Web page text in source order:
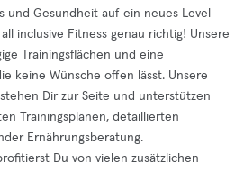
und Gesundheit auf ein neues Level
inclusive Fitness genau richtig! Unsere
Trainingsflächen und eine
keine Wünsche offen lässt. Unsere
Dir zur Seite und unterstützen
Trainingsplänen, detaillierten
Ernährungsberatung.
Du von vielen zusätzlichen